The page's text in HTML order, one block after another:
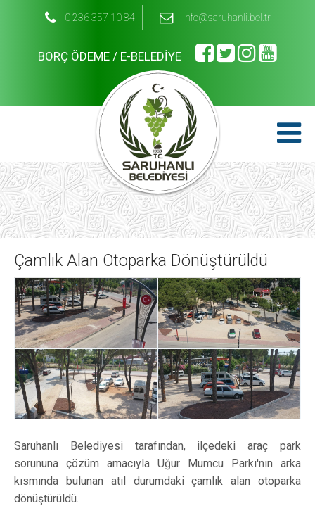
0 236 357 10 84 info@saruhanli.bel.tr
BORÇ ÖDEME / E-BELEDİYE
Çamlık Alan Otoparka Dönüştürüldü
Saruhanlı Belediyesi tarafından, ilçedeki araç park
sorununa çözüm amacıyla Uğur Mumcu Parkı'nın arka
kısmında bulunan atıl durumdaki çamlık alan otoparka
dönüştürüldü.